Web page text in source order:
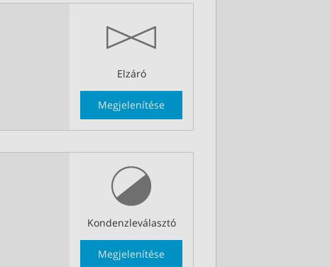
Elzáró
Megjelenítése
Kondenzleválasztó
Megjelenítése